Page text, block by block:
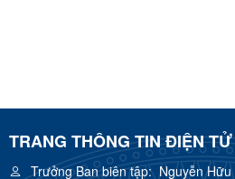
TRANG THÔNG TIN ĐIỆN
Trưởng Ban biên tập:Nguyễn Hữu